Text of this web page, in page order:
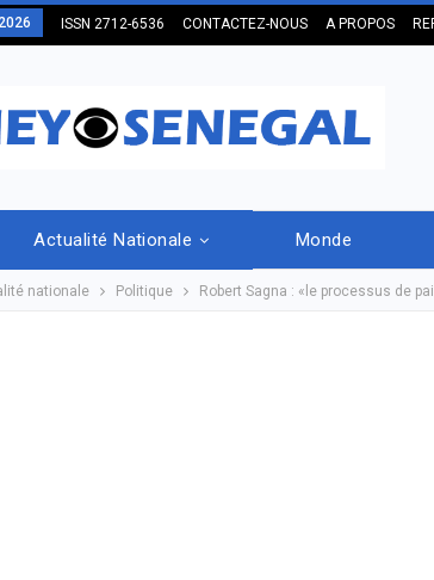
ISSN 2712-6536 CONTACTEZ-NOUS A PROPOS
Actualité Nationale Monde
nationale Politique Robert Sagna : «le processus de